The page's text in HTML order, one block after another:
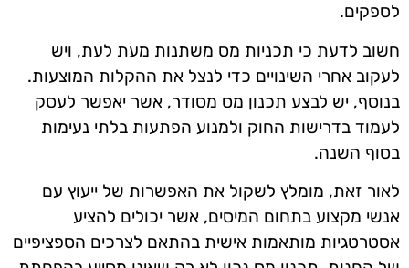
לספקים.
חשוב לדעת כי תכניות מס משתנות מעת לעת, ויש
לעקוב אחרי השינויים כדי לנצל את ההקלות המוצעות.
בנוסף, יש לבצע תכנון מס מסודר, אשר יאפשר לעסק
לעמוד בדרישות החוק ולמנוע הפתעות בלתי נעימות
בסוף השנה.
לאור זאת, מומלץ לשקול את האפשרות של ייעוץ עם
אנשי מקצוע בתחום המיסים, אשר יכולים להציע
אסטרטגיות מותאמות אישית בהתאם לצרכים הספציפיים